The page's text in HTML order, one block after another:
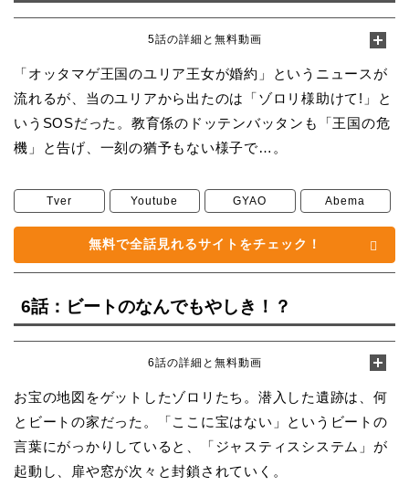
5話の詳細と無料動画
「オッタマゲ王国のユリア王女が婚約」というニュースが
流れるが、当のユリアから出たのは「ゾロリ様助けて!」と
いうSOSだった。教育係のドッテンバッタンも「王国の危
機」と告げ、一刻の猶予もない様子で…。
Tver Youtube GYAO Abema
無料で全話見れるサイトをチェック！
6話：ビートのなんでもやしき！？
6話の詳細と無料動画
お宝の地図をゲットしたゾロリたち。潜入した遺跡は、何
とビートの家だった。「ここに宝はない」というビートの
言葉にがっかりしていると、「ジャスティスシステム」が
起動し、扉や窓が次々と封鎖されていく。